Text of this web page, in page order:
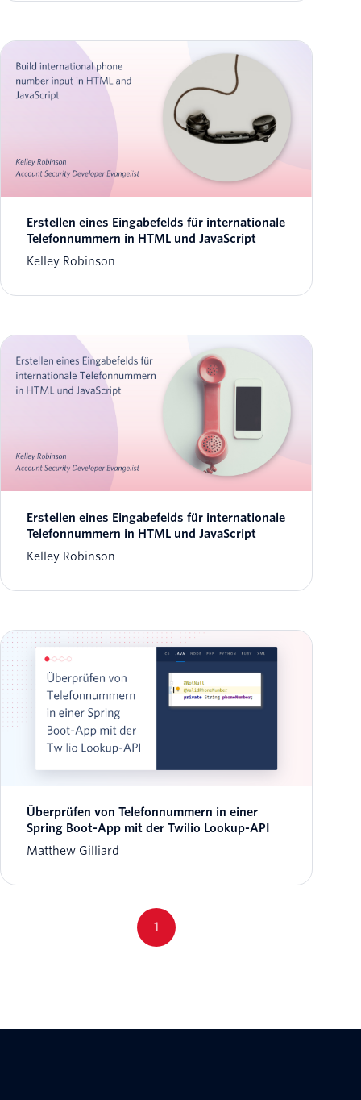
Erstellen eines Eingabefelds für internationale
Telefonnummern in HTML und JavaScript
Kelley Robinson
Erstellen eines Eingabefelds für internationale
Telefonnummern in HTML und JavaScript
Kelley Robinson
Überprüfen von Telefonnummern in einer
Spring Boot-App mit der Twilio Lookup-API
Matthew Gilliard
1